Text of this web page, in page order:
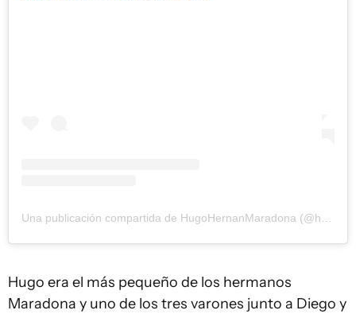
Una publicación compartida de HugoHernanMaradona (@hugohernanmaradonaoficial)
Hugo era el más pequeño de los hermanos
Maradona y uno de los tres varones junto a Diego y